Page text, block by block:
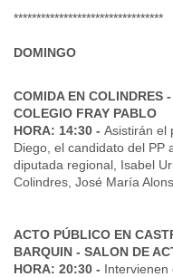
*********************************
DOMINGO
COMIDA EN COLINDRES
COLEGIO FRAY PABLO
HORA: 14:30 - Asistirán el
Diego, el candidato del PP
diputada regional, Isabel
Colindres, José María
ACTO PÚBLICO EN
BARQUIN - SALON DE
HORA: 20:30 - Intervienen